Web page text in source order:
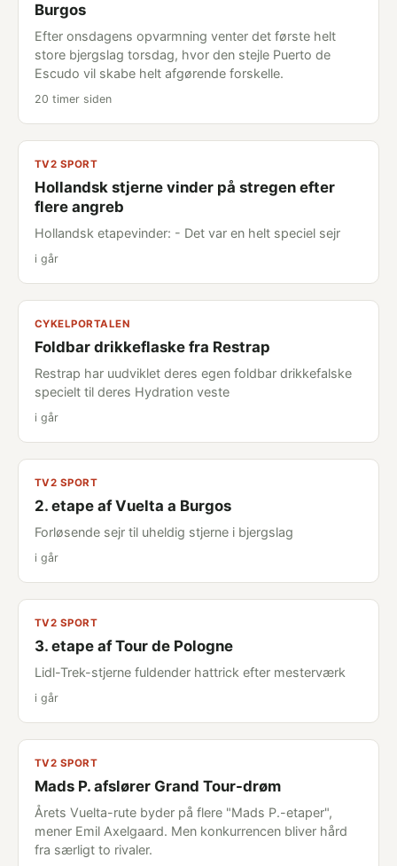
Burgos
Efter onsdagens opvarmning venter det første helt
store bjergslag torsdag, hvor den stejle Puerto de
Escudo vil skabe helt afgørende forskelle.
20 timer siden
TV2 SPORT
Hollandsk stjerne vinder på stregen efter
flere angreb
Hollandsk etapevinder: - Det var en helt speciel sejr
i går
CYKELPORTALEN
Foldbar drikkeflaske fra Restrap
Restrap har uudviklet deres egen foldbar drikkefalske
specielt til deres Hydration veste
i går
TV2 SPORT
2. etape af Vuelta a Burgos
Forløsende sejr til uheldig stjerne i bjergslag
i går
TV2 SPORT
3. etape af Tour de Pologne
Lidl-Trek-stjerne fuldender hattrick efter mesterværk
i går
TV2 SPORT
Mads P. afslører Grand Tour-drøm
Årets Vuelta-rute byder på flere "Mads P.-etaper",
mener Emil Axelgaard. Men konkurrencen bliver hård
fra særligt to rivaler.